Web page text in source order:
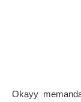
Okayy